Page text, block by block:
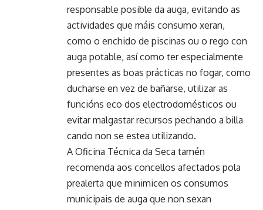
responsable posible da auga, evitando as
actividades que máis consumo xeran,
como o enchido de piscinas ou o rego con
auga potable, así como ter especialmente
presentes as boas prácticas no fogar, como
ducharse en vez de bañarse, utilizar as
funcións eco dos electrodomésticos ou
evitar malgastar recursos pechando a billa
cando non se estea utilizando.
A Oficina Técnica da Seca tamén
recomenda aos concellos afectados pola
prealerta que minimicen os consumos
municipais de auga que non sexan